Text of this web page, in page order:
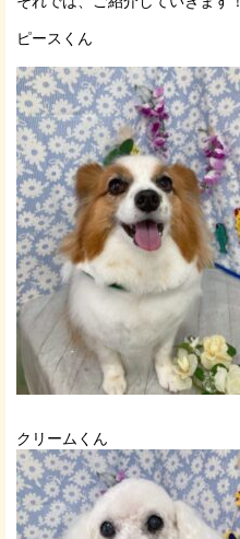
ピースくん
クリームくん